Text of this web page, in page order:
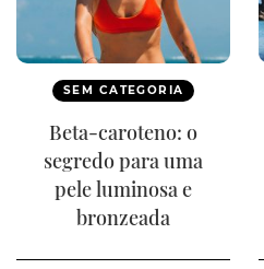
SEM CATEGORIA
Beta-caroteno: o
segredo para uma
pele luminosa e
bronzeada